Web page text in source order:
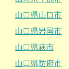
山口県山口市
山口県岩国市
山口県萩市
山口県防府市